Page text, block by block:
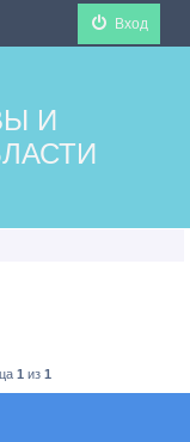
Вход
И
1 из 1